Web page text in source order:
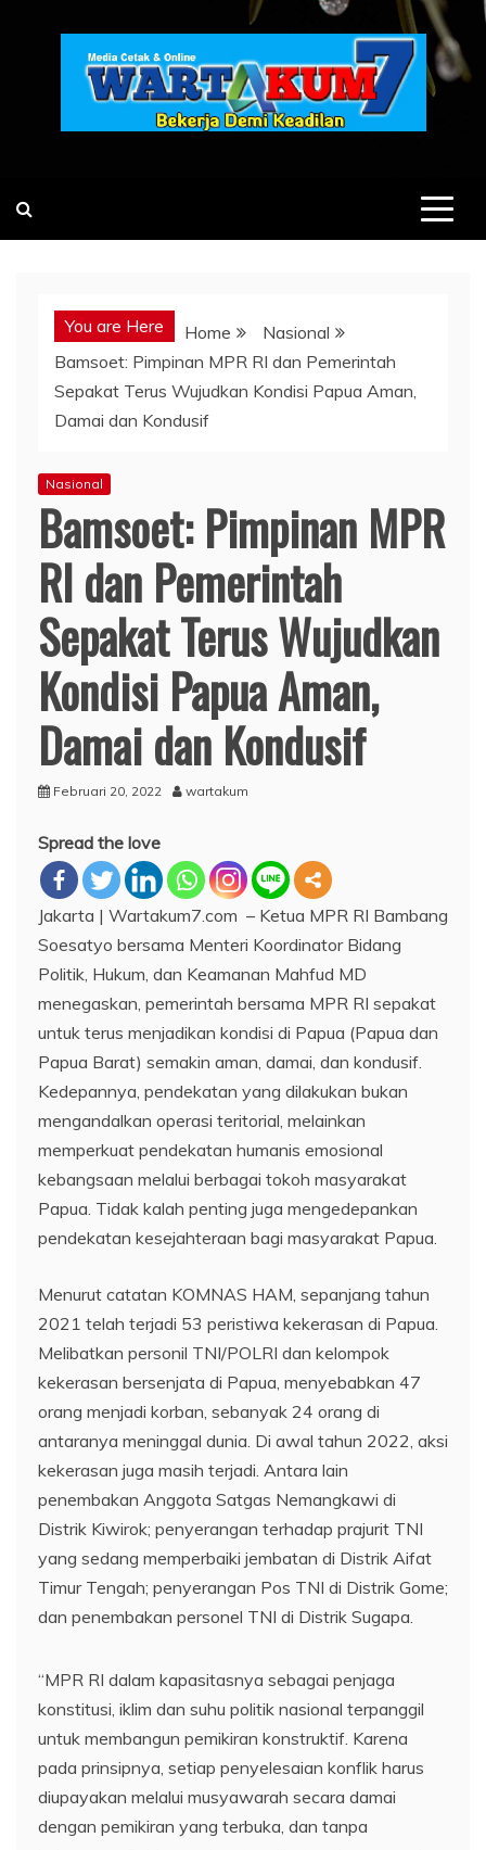
You are Here Home
Nasional
Bamsoet: Pimpinan MPR RI dan Pemerintah
Sepakat Terus Wujudkan Kondisi Papua Aman,
Damai dan Kondusif
Nasional
Bamsoet: Pimpinan MPR
RI dan Pemerintah
Sepakat Terus Wujudkan
Kondisi Papua Aman,
Damai dan Kondusif
Februari 20, 2022 wartakum
Spread the love
Jakarta | Wartakum7.com – Ketua MPR RI Bambang
Soesatyo bersama Menteri Koordinator Bidang
Politik, Hukum, dan Keamanan Mahfud MD
menegaskan, pemerintah bersama MPR RI sepakat
untuk terus menjadikan kondisi di Papua (Papua dan
Papua Barat) semakin aman, damai, dan kondusif.
Kedepannya, pendekatan yang dilakukan bukan
mengandalkan operasi teritorial, melainkan
memperkuat pendekatan humanis emosional
kebangsaan melalui berbagai tokoh masyarakat
Papua. Tidak kalah penting juga mengedepankan
pendekatan kesejahteraan bagi masyarakat Papua.
Menurut catatan KOMNAS HAM, sepanjang tahun
2021 telah terjadi 53 peristiwa kekerasan di Papua.
Melibatkan personil TNI/POLRI dan kelompok
kekerasan bersenjata di Papua, menyebabkan 47
orang menjadi korban, sebanyak 24 orang di
antaranya meninggal dunia. Di awal tahun 2022, aksi
kekerasan juga masih terjadi. Antara lain
penembakan Anggota Satgas Nemangkawi di
Distrik Kiwirok; penyerangan terhadap prajurit TNI
yang sedang memperbaiki jembatan di Distrik Aifat
Timur Tengah; penyerangan Pos TNI di Distrik Gome;
dan penembakan personel TNI di Distrik Sugapa.
“MPR RI dalam kapasitasnya sebagai penjaga
konstitusi, iklim dan suhu politik nasional terpanggil
untuk membangun pemikiran konstruktif. Karena
pada prinsipnya, setiap penyelesaian konflik harus
diupayakan melalui musyawarah secara damai
dengan pemikiran yang terbuka, dan tanpa